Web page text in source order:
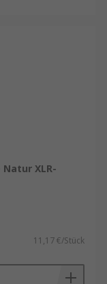
Natur XLR-
11,17 €/Stück